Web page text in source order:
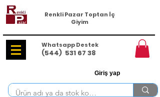
Renkli Pazar Toptan İç
Giyim
Whatsapp Destek
(544) 531 67 38
Giriş yap